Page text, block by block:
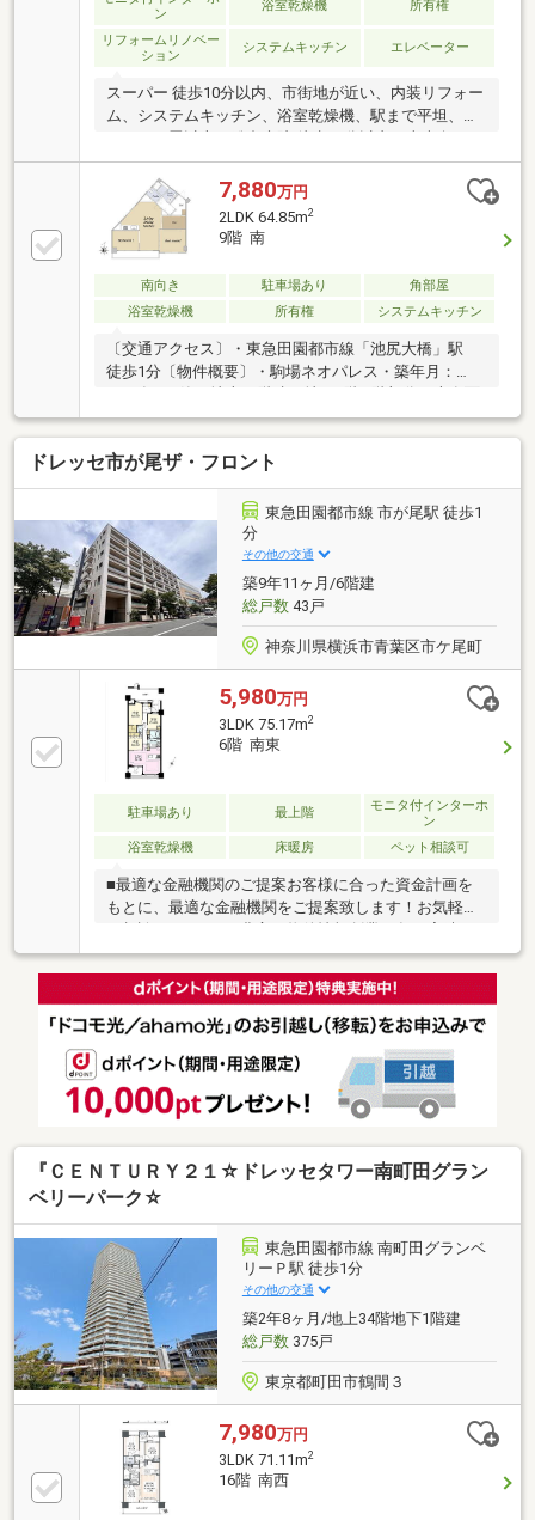
ン
浴室乾燥機 所有権
リフォームリノベー
ション
システムキッチン エレベーター
スーパー 徒歩10分以内、市街地が近い、内装リフォー
ム、システムキッチン、浴室乾燥機、駅まで平坦、Ｌ
ＤＫ１５畳以上、総合病院 徒歩10分以内、東南向き、
温水洗浄便座、ＴＶモニタ付インターホン、リノベー
ション、全居室フローリング、平坦地、エレベーター
7,880万円
2LDK 64.85m2
9階 南
南向き 駐車場あり
角部屋
浴室乾燥機
所有権 システムキッチン
〔交通アクセス〕・東急田園都市線「池尻大橋」駅
徒歩1分〔物件概要〕・駒場ネオパレス・築年月：
1969年6月築・地上11階建て地下1階 9階部分・専有面
積：64.85㎡（19.61坪）・間取り：2LDK・向き：南・
現況：空室・新築時売主：フランスベッド株式会社・
施工会社：大成建設株式会社・管理会社：日本ハウズ
イング株式会社（管理方式：日勤）
ドレッセ市が尾ザ・フロント
東急田園都市線 市が尾駅 徒歩1
分
その他の交通
築9年11ヶ月/6階建
総戸数43戸
神奈川県横浜市青葉区市ケ尾町
5,980万円
3LDK 75.17m2
6階 南東
駐車場あり 最上階
モニタ付インターホ
ン
浴室乾燥機
床暖房 ペット相談可
■最適な金融機関のご提案お客様に合った資金計画を
もとに、最適な金融機関をご提案致します！お気軽に
ご相談ください！■豊富な物件情報創業35年の実績を
活かして、様々な最新物件情報をご提供致します！お
気軽にお問い合わせください！〇通話料無料：0120-
53-5555
『ＣＥＮＴＵＲＹ２１☆ドレッセタワー南町田グラン
ベリーパーク☆
東急田園都市線 南町田グランベ
リーＰ駅 徒歩1分
その他の交通
築2年8ヶ月/地上34階地下1階建
総戸数375戸
東京都町田市鶴間３
7,980万円
3LDK 71.11m2
16階 南西